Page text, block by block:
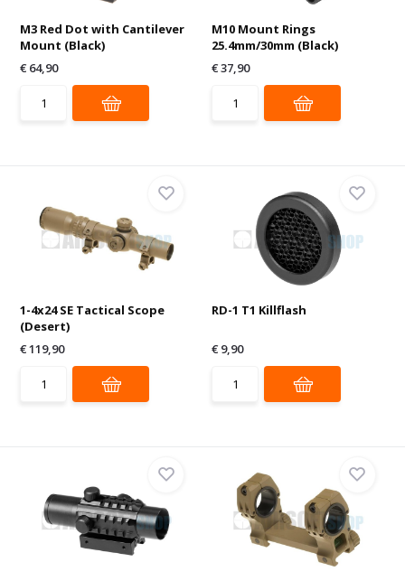
M3 Red Dot with Cantilever
Mount (Black)
€ 64,90
M10 Mount Rings
25.4mm/30mm (Black)
€ 37,90
1-4x24 SE Tactical Scope
(Desert)
€ 119,90
RD-1 T1 Killflash
€ 9,90